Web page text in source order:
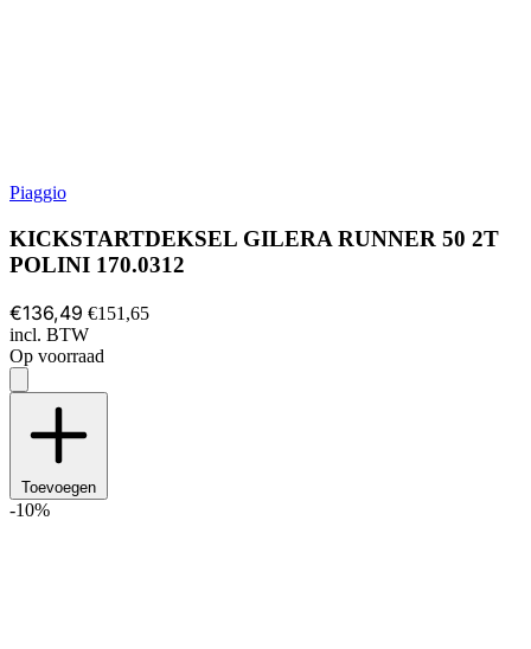
Piaggio
KICKSTARTDEKSEL GILERA RUNNER 50 2T
POLINI 170.0312
€136,49 €151,65
incl. BTW
Op voorraad
Toevoegen
-10%